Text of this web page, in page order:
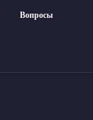
Вопросы